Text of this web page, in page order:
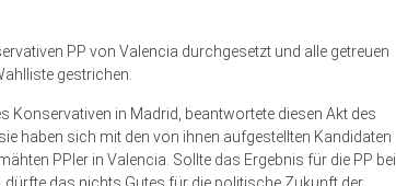
PP von Valencia durchgesetzt und alle getreuen
gestrichen.
Konservativen in Madrid, beantwortete diesen Akt des
haben sich mit den von ihnen aufgestellten Kandidaten
PPler in Valencia. Sollte das Ergebnis für die PP bei